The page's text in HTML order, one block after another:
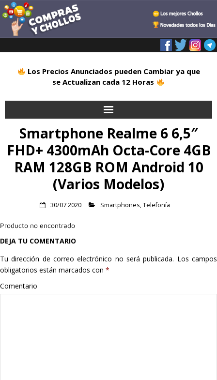
Los Precios Anunciados pueden Cambiar ya que
se Actualizan cada 12 Horas
Inicio
Alimentación
Deportes
Hogar
Listas
Smartphone Realme 6 6,5″
FHD+ 4300mAh Octa-Core 4GB
RAM 128GB ROM Android 10
(Varios Modelos)
30/07 2020 Smartphones,Telefonía
Producto no encontrado
DEJA TU COMENTARIO
Tu dirección de correo electrónico no será publicada. Los campos
obligatorios están marcados con *
Comentario